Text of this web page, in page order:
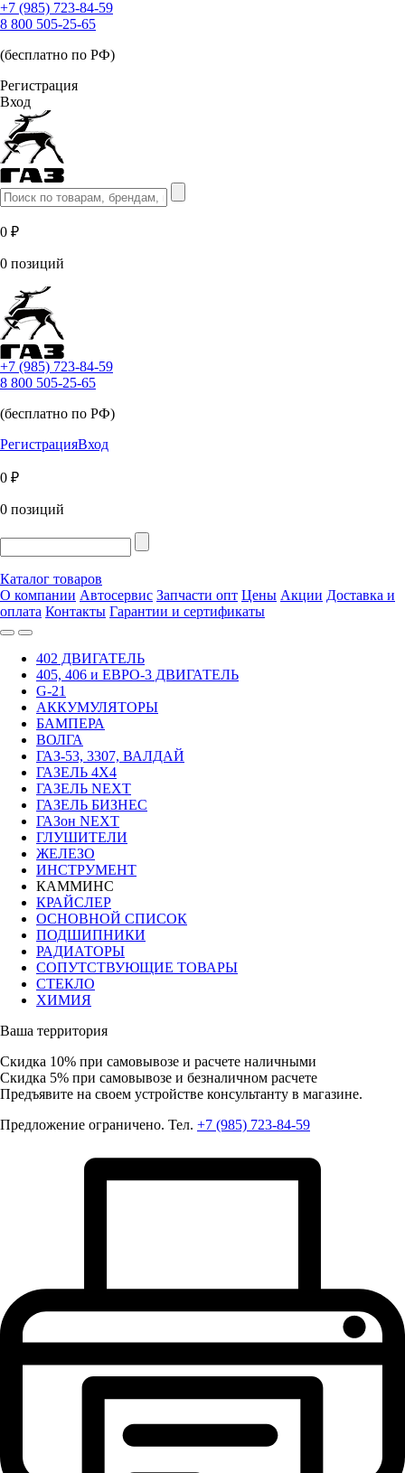
+7 (985) 723-84-59
8 800 505-25-65
(бесплатно по РФ)
Регистрация
Вход
0 ₽
0 позиций
+7 (985) 723-84-59
8 800 505-25-65
(бесплатно по РФ)
РегистрацияВход
0 ₽
0 позиций
Каталог товаров
О компании Автосервис Запчасти опт Цены Акции Доставка и
оплата Контакты Гарантии и сертификаты
402 ДВИГАТЕЛЬ
405, 406 и ЕВРО-3 ДВИГАТЕЛЬ
G-21
АККУМУЛЯТОРЫ
БАМПЕРА
ВОЛГА
ГАЗ-53, 3307, ВАЛДАЙ
ГАЗЕЛЬ 4Х4
ГАЗЕЛЬ NEXT
ГАЗЕЛЬ БИЗНЕС
ГАЗон NEXT
ГЛУШИТЕЛИ
ЖЕЛЕЗО
ИНСТРУМЕНТ
КАММИНС
КРАЙСЛЕР
ОСНОВНОЙ СПИСОК
ПОДШИПНИКИ
РАДИАТОРЫ
СОПУТСТВУЮЩИЕ ТОВАРЫ
СТЕКЛО
ХИМИЯ
Ваша территория
Скидка 10% при самовывозе и расчете наличными
Скидка 5% при самовывозе и безналичном расчете
Предъявите на своем устройстве консультанту в магазине.
Предложение ограничено. Тел. +7 (985) 723-84-59